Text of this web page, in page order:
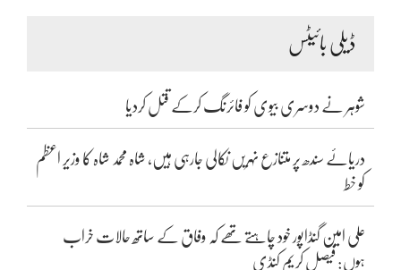
ڈیلی بائیٹس
شوہر نے دوسری بیوی کو فائرنگ کرکے قتل کردیا
دریائے سندھ پر متنازع نہریں نکالی جارہی ہیں، شاہ محمد شاہ کا وزیر اعظم
کو خط
علی امین گنڈاپور خود چاہتے تھے کہ وفاق کے ساتھ حالات خراب
ہوں: فیصل کریم کنڈی